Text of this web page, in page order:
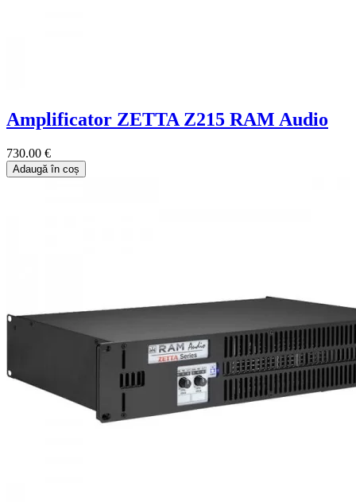
Amplificator ZETTA Z215 RAM Audio
730.00 €
Adaugă în coș